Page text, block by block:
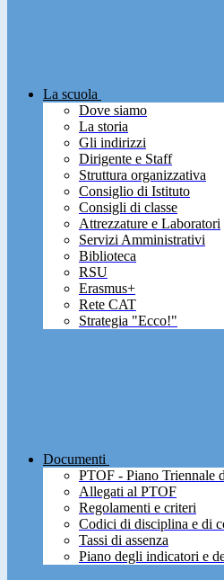
La scuola
Dove siamo
La storia
Gli indirizzi
Dirigente e Staff
Struttura organizzativa
Consiglio di Istituto
Consigli di classe
Attrezzature e Laboratori
Servizi Amministrativi
Biblioteca
RSU
Erasmus+
Rete CAT
Strategia "Ecco!"
Documenti
PTOF - Piano Triennale
Allegati al PTOF
Regolamenti e criteri
Codici di disciplina e di
Tassi di assenza
Piano degli indicatori e